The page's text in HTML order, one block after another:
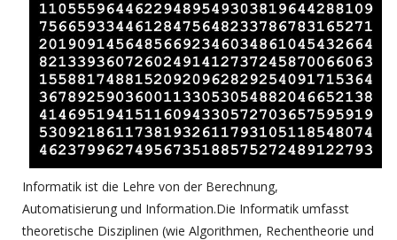
Informatik ist die Lehre von der Berechnung,
Automatisierung und Information.Die Informatik umfasst
theoretische Disziplinen (wie Algorithmen, Rechentheorie und